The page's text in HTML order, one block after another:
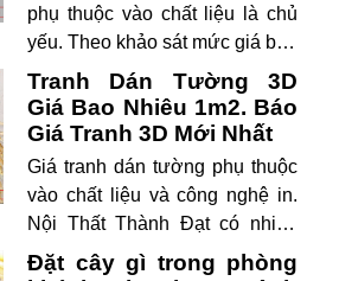
phụ thuộc vào chất liệu là chủ
yếu. Theo khảo sát mức giá bán
vách gỗ công nghiệp mdf, hdf
thì dao động thấp nhất là
850.000/m2 và cao có thể lên
tới 1.800.000/m2 tùy vào đơn vị
Tranh Dán Tường 3D
Giá Bao Nhiêu 1m2. Báo
Giá Tranh 3D Mới Nhất
Giá tranh dán tường phụ thuộc
vào chất liệu và công nghệ in.
Nội Thất Thành Đạt có nhiều
mức giá khác nhau cho các loại
Đặt cây gì trong phòng